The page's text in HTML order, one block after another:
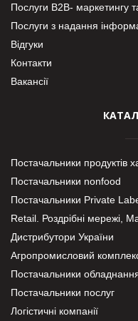
Послуги В2В- маркетингу
Послуги з надання
Відгуки
Контакти
Вакансії
Постачальники продуктів
Постачальники nonfood
Постачальники Private
Retail. Роздрібні мережі,
Дистрибутори України
Агропромисловий
Постачальники
Постачальники послуг
Логістичні компанії